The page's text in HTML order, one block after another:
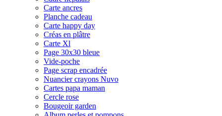
Carte ancres
Planche cadeau
Carte happy day
Créas en plâtre
Carte Xl
Page 30x30 bleue
Vide-poche
Page scrap encadrée
Nuancier crayons Nuvo
Cartes papa maman
Cercle rose
Bougeoir garden